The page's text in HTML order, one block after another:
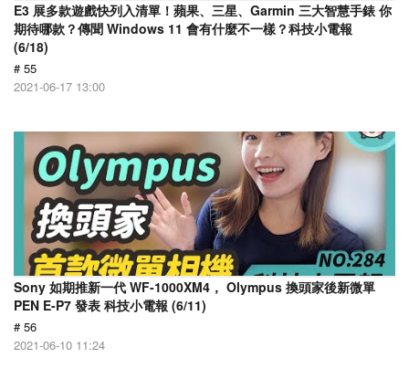
E3 展多款遊戲快列入清單！蘋果、三星、Garmin 三大智慧手錶 你
期待哪款？傳聞 Windows 11 會有什麼不一樣？科技小電報
(6/18)
# 55
2021-06-17 13:00
Sony 如期推新一代 WF-1000XM4， Olympus 換頭家後新微單
PEN E-P7 發表 科技小電報 (6/11)
# 56
2021-06-10 11:24